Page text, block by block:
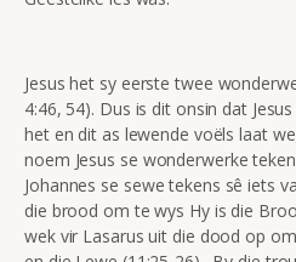
Jesus het sy eerste twee
4:46, 54). Dus is dit onsin dat
het en dit as lewende voëls laat
noem Jesus se wonderwerke
Johannes se sewe tekens sê iets
die brood om te wys Hy is die
wek vir Lasarus uit die dood op